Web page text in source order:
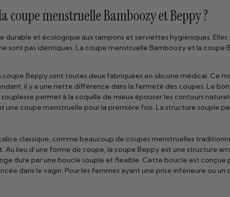
coupe menstruelle Bamboozy et Beppy ?
durable et écologique aux tampons et serviettes hygiéniques.
sont pas identiques. La coupe menstruelle Bamboozy et la coupe
Beppy sont toutes deux fabriquées en silicone médical. Ce
il y a une nette différence dans la fermeté des coupes. Le
permet à la coquille de mieux épouser les contours
une coupe menstruelle pour la première fois. La structure souple
classique, comme beaucoup de coupes menstruelles
Au lieu d’une forme de coupe, la coupe Beppy est une structure
dure par une boucle souple et flexible. Cette boucle est conçue
dans le vagin. Pour les femmes ayant une prise inférieure ou